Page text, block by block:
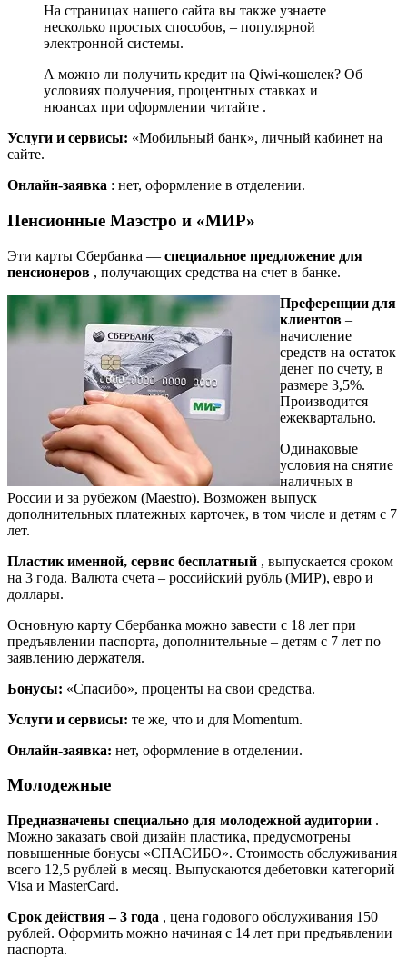
На страницах нашего сайта вы также узнаете
несколько простых способов, – популярной
электронной системы.
А можно ли получить кредит на Qiwi-кошелек? Об
условиях получения, процентных ставках и
нюансах при оформлении читайте .
Услуги и сервисы: «Мобильный банк», личный кабинет на
сайте.
Онлайн-заявка : нет, оформление в отделении.
Пенсионные Маэстро и «МИР»
Эти карты Сбербанка — специальное предложение для
пенсионеров , получающих средства на счет в банке.
Преференции для
клиентов –
начисление
средств на остаток
денег по счету, в
размере 3,5%.
Производится
ежеквартально.
Одинаковые
условия на снятие
наличных в
России и за рубежом (Maestro). Возможен выпуск
дополнительных платежных карточек, в том числе и детям с 7
лет.
Пластик именной, сервис бесплатный , выпускается сроком
на 3 года. Валюта счета – российский рубль (МИР), евро и
доллары.
Основную карту Сбербанка можно завести с 18 лет при
предъявлении паспорта, дополнительные – детям с 7 лет по
заявлению держателя.
Бонусы: «Спасибо», проценты на свои средства.
Услуги и сервисы: те же, что и для Momentum.
Онлайн-заявка: нет, оформление в отделении.
Молодежные
Предназначены специально для молодежной аудитории .
Можно заказать свой дизайн пластика, предусмотрены
повышенные бонусы «СПАСИБО». Стоимость обслуживания
всего 12,5 рублей в месяц. Выпускаются дебетовки категорий
Visa и MasterCard.
Срок действия – 3 года , цена годового обслуживания 150
рублей. Оформить можно начиная с 14 лет при предъявлении
паспорта.